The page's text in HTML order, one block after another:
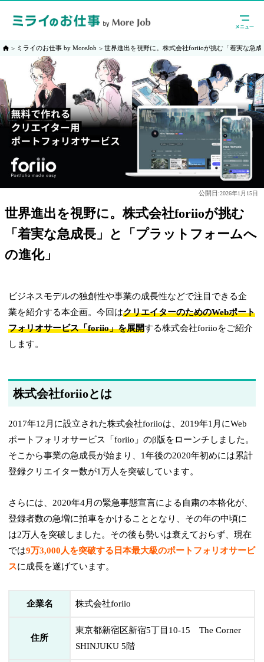
ミライのお仕事 by MoreJob 世界進出を視野に。株式会社foriioが挑む「着実な急
公開日:2026年1月15日
世界進出を視野に。株式会社foriioが挑む
「着実な急成長」と「プラットフォームへ
の進化」
ビジネスモデルの独創性や事業の成長性などで注目できる企
業を紹介する本企画。今回はクリエイターのためのWebポート
フォリオサービス「foriio」を展開する株式会社foriioをご紹介
します。
株式会社foriioとは
2017年12月に設立された株式会社foriioは、2019年1月にWeb
ポートフォリオサービス「foriio」のβ版をローンチしました。
そこから事業の急成長が始まり、1年後の2020年初めには累計
登録クリエイター数が1万人を突破しています。
さらには、2020年4月の緊急事態宣言による自粛の本格化が、
登録者数の急増に拍車をかけることとなり、その年の中頃に
は2万人を突破しました。その後も勢いは衰えておらず、現在
では9万3,000人を突破する日本最大級のポートフォリオサービ
スに成長を遂げています。
企業名 株式会社foriio
住所
東京都新宿区新宿5丁目10-15 The Corner
SHINJUKU 5階